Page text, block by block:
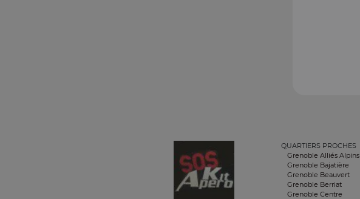
QUARTIERS PROCHES
Grenoble Alliés Alpins
Grenoble Bajatière
Grenoble Beauvert
Grenoble Berriat
Grenoble Centre